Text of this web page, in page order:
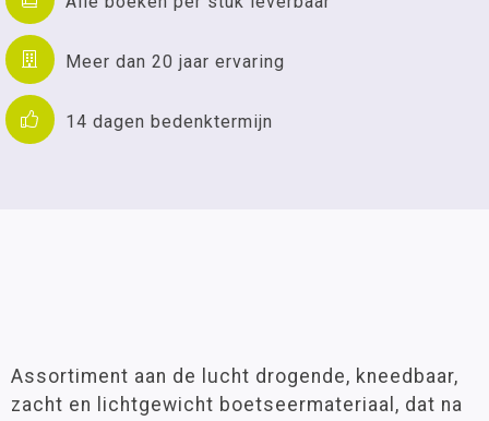
Meer dan 20 jaar ervaring
14 dagen bedenktermijn
Assortiment aan de lucht drogende, kneedbaar,
zacht en lichtgewicht boetseermateriaal, dat na